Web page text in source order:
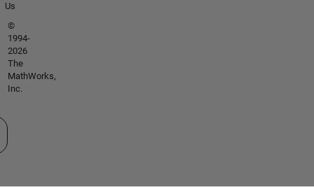
Us
©
1994-
2026
The
MathWorks,
Inc.
un site web